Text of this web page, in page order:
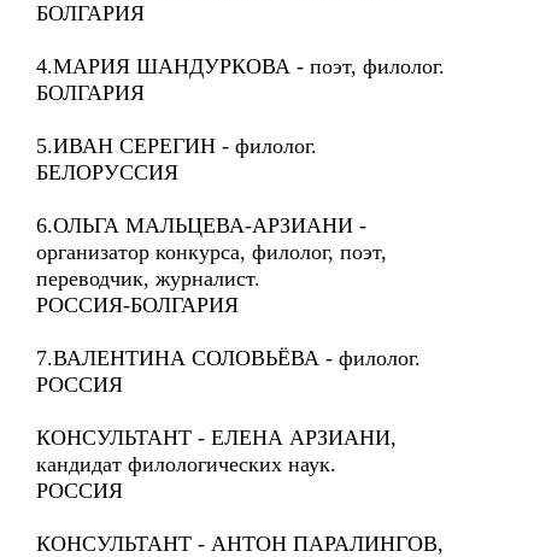
БОЛГАРИЯ
4.МАРИЯ ШАНДУРКОВА - поэт, филолог.
БОЛГАРИЯ
5.ИВАН СЕРЕГИН - филолог.
БЕЛОРУССИЯ
6.ОЛЬГА МАЛЬЦЕВА-АРЗИАНИ -
организатор конкурса, филолог, поэт,
переводчик, журналист.
РОССИЯ-БОЛГАРИЯ
7.ВАЛЕНТИНА СОЛОВЬЁВА - филолог.
РОССИЯ
КОНСУЛЬТАНТ - ЕЛЕНА АРЗИАНИ,
кандидат филологических наук.
РОССИЯ
КОНСУЛЬТАНТ - АНТОН ПАРАЛИНГОВ,